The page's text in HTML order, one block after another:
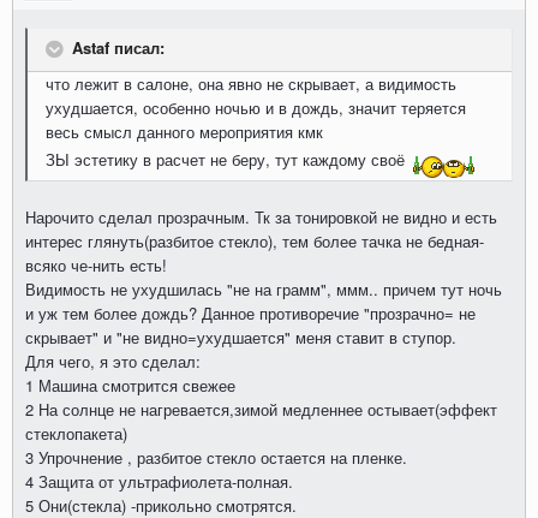
Astaf писал:
что лежит в салоне, она явно не скрывает, а видимость
ухудшается, особенно ночью и в дождь, значит теряется
весь смысл данного мероприятия кмк
ЗЫ эстетику в расчет не беру, тут каждому своё
Нарочито сделал прозрачным. Тк за тонировкой не видно и есть
интерес глянуть(разбитое стекло), тем более тачка не бедная-
всяко че-нить есть!
Видимость не ухудшилась "не на грамм", ммм.. причем тут ночь
и уж тем более дождь? Данное противоречие "прозрачно= не
скрывает" и "не видно=ухудшается" меня ставит в ступор.
Для чего, я это сделал:
1 Машина смотрится свежее
2 На солнце не нагревается,зимой медленнее остывает(эффект
стеклопакета)
3 Упрочнение , разбитое стекло остается на пленке.
4 Защита от ультрафиолета-полная.
5 Они(стекла) -прикольно смотрятся.